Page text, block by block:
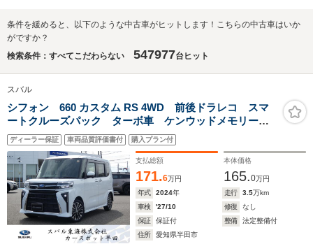
条件を緩めると、以下のような中古車がヒットします！こちらの中古車はいか
がですか？
検索条件：すべてこだわらない
547977台ヒット
スバル
シフォン 660 カスタム RS 4WD 前後ドラレコ スマ
ートクルーズパック ターボ車 ケンウッドメモリーナ
ビ フルセグ Bluetoothオーディオ USB バックカメ
ラ ETC 障害物センサー 両側電動スライド シート
ヒーター
ディーラー保証 車両品質評価書付 購入プラン付
支払総額
171.6万円
本体価格
165.0万円
年式
2024年 走行 3.5万km
車検
'27/10 修復
なし
保証
保証付 整備
法定整備付
住所
愛知県半田市